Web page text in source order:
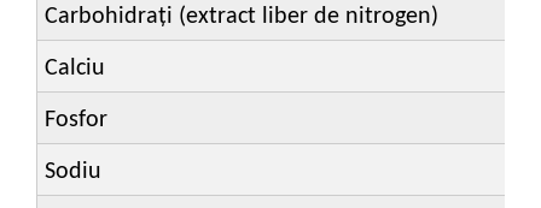
Carbohidrați (extract liber de nitrogen)
Calciu
Fosfor
Sodiu